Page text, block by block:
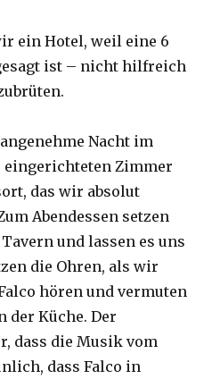
ein Hotel, weil eine 6
ist – nicht hilfreich
Nacht im
eingerichteten Zimmer
das wir absolut
Abendessen setzen
und lassen es uns
die Ohren, als wir
hören und vermuten
der Küche. Der
dass die Musik vom
dass Falco in